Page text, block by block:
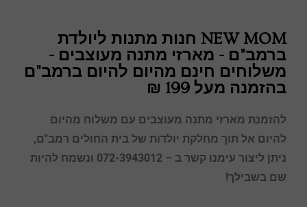
NEW MOM חנות מתנות ליולדת
ברמב"ם - מארזי מתנה מעוצבים -
משלוחים חינם מהיום להיום ברמב"ם
בהזמנה מעל 199 ₪
להזמנת מארזי מתנה מעוצבים עם משלוח מהיום
להיום אל תוך מחלקת יולדות של בית החולים רמב"ם,
ניתן ליצור עימנו קשר ב – 072-3943012 ונשמח להיות
שם בשבילך!